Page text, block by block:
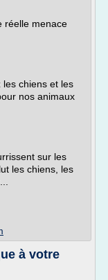
réelle menace
les chiens et les
nos animaux
sur les
les chiens, les
à votre